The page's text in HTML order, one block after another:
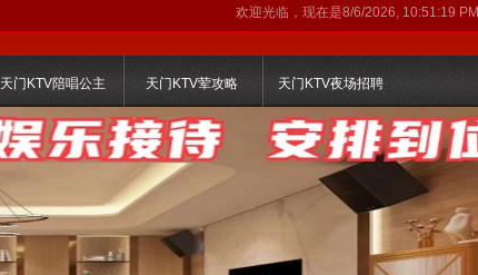
欢迎光临，现在是8/6/2026, 10:51:20 PM
天门KTV陪唱公主 天门KTV荤攻略 天门KTV夜场招聘